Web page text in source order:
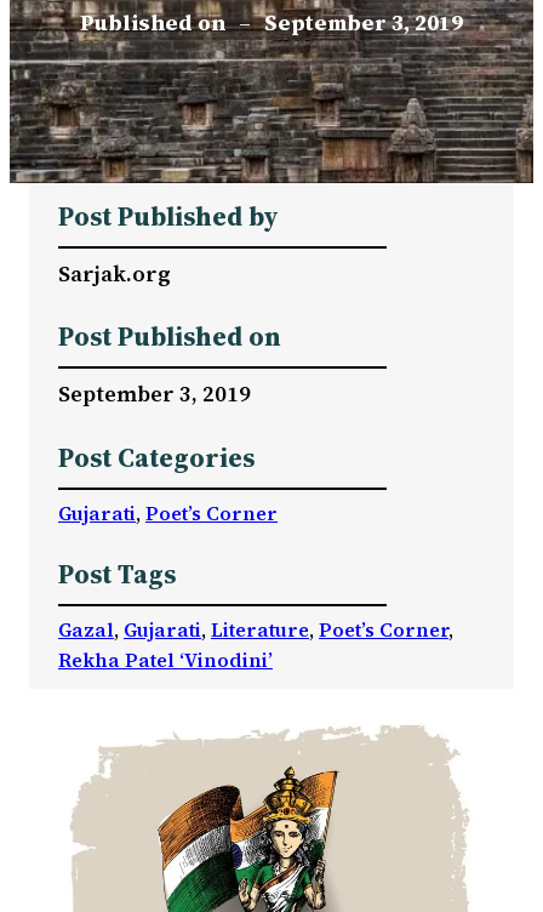
Published on – September 3, 2019
Post Published by
Sarjak.org
Post Published on
September 3, 2019
Post Categories
Gujarati, Poet’s Corner
Post Tags
Gazal, Gujarati, Literature, Poet’s Corner
Rekha Patel ‘Vinodini’